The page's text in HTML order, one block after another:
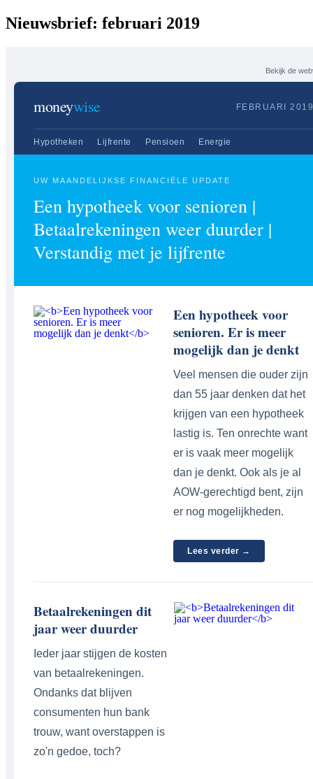
Nieuwsbrief: februari 2019
Bekijk de
moneywise FEBRUARI 2019
Hypotheken Lijfrente Pensioen Energie
UW MAANDELIJKSE FINANCIËLE UPDATE
Een hypotheek voor senioren |
Betaalrekeningen weer duurder |
Verstandig met je lijfrente
Een hypotheek voor
senioren. Er is meer
mogelijk dan je denkt
Veel mensen die ouder zijn
dan 55 jaar denken dat het
krijgen van een hypotheek
lastig is. Ten onrechte want
er is vaak meer mogelijk
dan je denkt. Ook als je al
AOW-gerechtigd bent, zijn
er nog mogelijkheden.
Lees verder →
Betaalrekeningen dit
jaar weer duurder
Ieder jaar stijgen de kosten
van betaalrekeningen.
Ondanks dat blijven
consumenten hun bank
trouw, want overstappen is
zo'n gedoe, toch?